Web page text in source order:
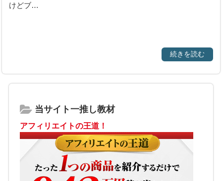
けどブ…
続きを読む
当サイト一推し教材
アフィリエイトの王道！